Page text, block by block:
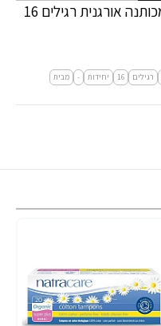
נטראקר טמפונים עם המוליך מכותנה אורגנית רגילים 16
רגילים 16 יחידות -
מבית